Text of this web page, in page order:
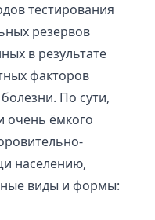
тестирования
резервов
в результате
факторов
По сути,
очень ёмкого
населению,
виды и формы: